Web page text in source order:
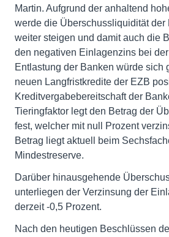
Martin. Aufgrund der anhaltend
werde die Überschussliquidität der
weiter steigen und damit auch die
den negativen Einlagenzins bei
Entlastung der Banken würde sich
neuen Langfristkredite der EZB
Kreditvergabebereitschaft der
Tieringfaktor legt den Betrag der
fest, welcher mit null Prozent
Betrag liegt aktuell beim
Mindestreserve.
Darüber hinausgehende
unterliegen der Verzinsung der
derzeit -0,5 Prozent.
Nach den heutigen Beschlüssen